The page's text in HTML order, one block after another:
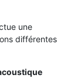
une
différentes